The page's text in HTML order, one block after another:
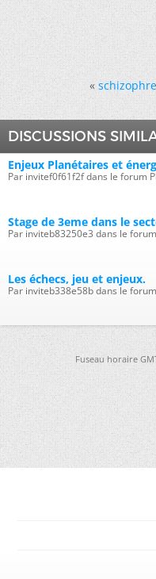
«
DISCUSSIONS
Enjeux Planétaires et
Par invitef0f61f2f dans le forum
Stage de 3eme dans le
Par inviteb83250e3 dans le
Les échecs, jeu et enjeux.
Par inviteb338e58b dans le
Fuseau horaire